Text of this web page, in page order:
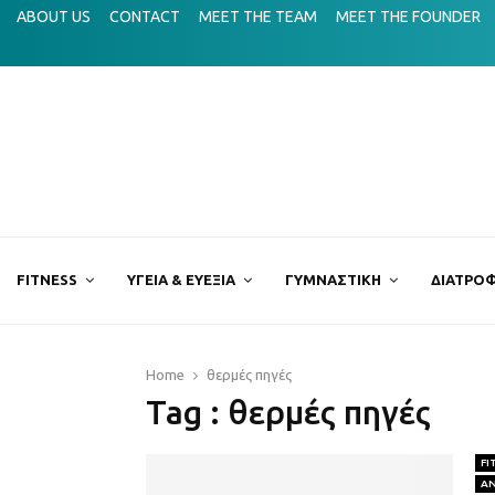
ABOUT US CONTACT MEET THE TEAM MEET THE FOUNDER
όρο hatha yoga;
FITNESS ΥΓΕΙΑ & ΕΥΕΞΙΑ ΓΥΜΝΑΣΤΙΚΗ
Home θερμές πηγές
Tag : θερμές πηγές